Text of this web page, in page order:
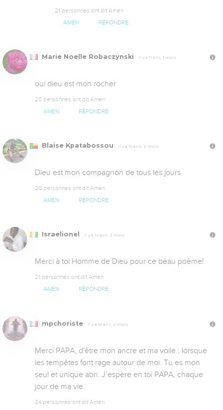
21 personnes ont dit Amen
AMEN RÉPONDRE
Marie Noelle Robaczynski Il y a 11 ans, 1 mois
oui dieu est mon rocher
20 personnes ont dit Amen
AMEN RÉPONDRE
Blaise Kpatabossou Il y a 14 ans, 2 mois
Dieu est mon compagnon de tous les jours
20 personnes ont dit Amen
AMEN RÉPONDRE
Israelionel Il y a 14 ans, 2 mois
Merci à toi Homme de Dieu pour ce beau poème!
21 personnes ont dit Amen
AMEN RÉPONDRE
mpchoriste Il y a 14 ans, 2 mois
Merci PAPA, d'être mon ancre et ma voile ; lorsque
les tempêtes font rage autour de moi. Tu es mon
seul et unique abri. J’espère en toi PAPA, chaque
jour de ma vie.
24 personnes ont dit Amen